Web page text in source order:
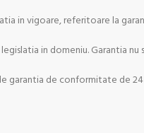
in vigoare, referitoare la
in domeniu. Garantia
garantia de conformitate de